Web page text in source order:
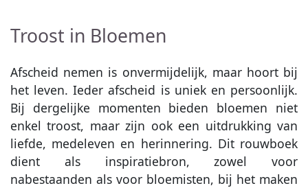
Troost in Bloemen
Afscheid nemen is onvermijdelijk, maar hoort bij
het leven. Ieder afscheid is uniek en persoonlijk.
Bij dergelijke momenten bieden bloemen niet
enkel troost, maar zijn ook een uitdrukking van
liefde, medeleven en herinnering. Dit rouwboek
dient als inspiratiebron, zowel voor
nabestaanden als voor bloemisten, bij het maken